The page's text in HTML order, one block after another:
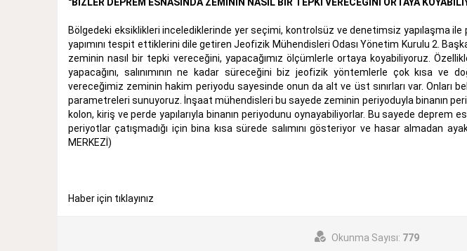
Bölgedeki eksiklikleri incelediklerinde yer seçimi, kontrolsüz ve denetimsiz yapılaşma
yapımını tespit ettiklerini dile getiren Jeofizik Mühendisleri Odası Yönetim Kurulu 2.
zeminin nasıl bir tepki vereceğini, yapacağımız ölçümlerle ortaya koyabiliyoruz.
yapacağını, salınımının ne kadar süreceğini biz jeofizik yöntemlerle çok kısa ve
vereceğimiz zeminin hakim periyodu sayesinde onun da alt ve üst sınırları var. Onları
parametreleri sunuyoruz. İnşaat mühendisleri bu sayede zeminin periyoduyla binanın
kolon, kiriş ve perde yapılarıyla binanın periyodunu oynayabiliyorlar. Bu sayede deprem
periyotlar çatışmadığı için bina kısa sürede salımını gösteriyor ve hasar almadan
MERKEZİ)
Haber için tıklayınız
Okunma Sayısı: 779